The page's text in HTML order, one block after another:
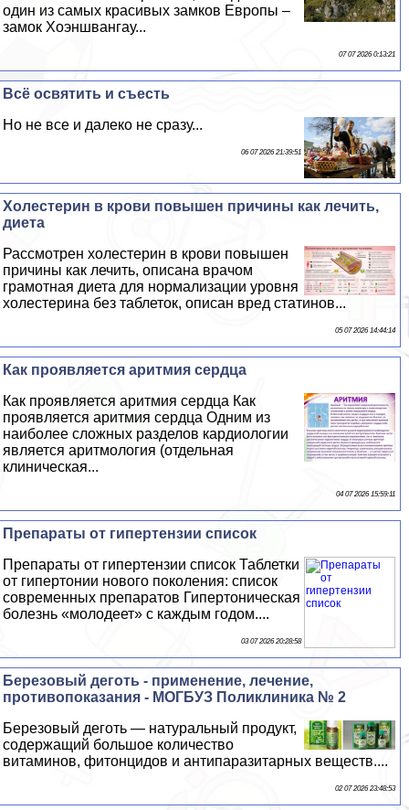
один из самых красивых замков Европы –
замок Хоэншвангау...
07 07 2026 0:13:21
Всё освятить и съесть
Но не все и далеко не сразу...
06 07 2026 21:39:51
Холестерин в крови повышен причины как лечить,
диета
Рассмотрен холестерин в крови повышен
причины как лечить, описана врачом
грамотная диета для нормализации уровня
холестерина без таблеток, описан вред статинов...
05 07 2026 14:44:14
Как проявляется аритмия сердца
Как проявляется аритмия сердца Как
проявляется аритмия сердца Одним из
наиболее сложных разделов кардиологии
является аритмология (отдельная
клиническая...
04 07 2026 15:59:11
Препараты от гипертензии список
Препараты от гипертензии список Таблетки
от гипертонии нового поколения: список
современных препаратов Гипертоническая
болезнь «молодеет» с каждым годом....
03 07 2026 20:28:58
Березовый деготь - применение, лечение,
противопоказания - МОГБУЗ Поликлиника № 2
Березовый деготь — натуральный продукт,
содержащий большое количество
витаминов, фитонцидов и антипаразитарных веществ....
02 07 2026 23:48:53